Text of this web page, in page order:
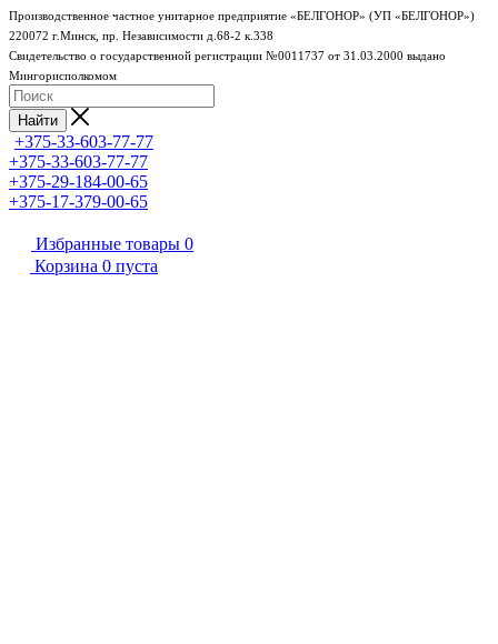
Производственное частное унитарное предприятие «БЕЛГОНОР» (УП «БЕЛГОНОР»)
220072 г.Минск, пр. Независимости д.68-2 к.338
Свидетельство о государственной регистрации №0011737 от 31.03.2000 выдано
Мингорисполкомом
Найти
+375-33-603-77-77
+375-33-603-77-77
+375-29-184-00-65
+375-17-379-00-65
Избранные товары 0
Корзина 0 пуста